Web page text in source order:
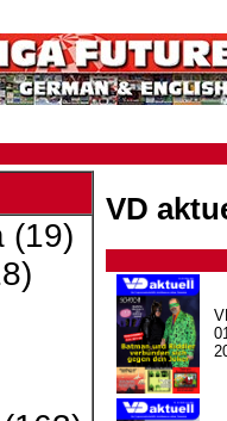
(19)
VD